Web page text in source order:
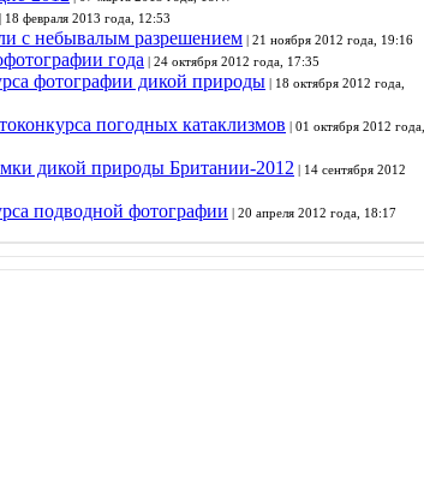
| 18 февраля 2013 года, 12:53
с небывалым разрешением | 21 ноября 2012 года, 19:16
года | 24 октября 2012 года, 17:35
фотографии дикой природы | 18 октября 2012 года,
погодных катаклизмов | 01 октября 2012 года,
дикой природы Британии-2012 | 14 сентября 2012
подводной фотографии | 20 апреля 2012 года, 18:17